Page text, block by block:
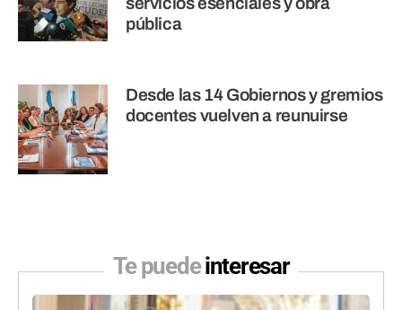
pública
Desde las 14 Gobiernos y gremios
docentes vuelven a reunuirse
Te puedeinteresar